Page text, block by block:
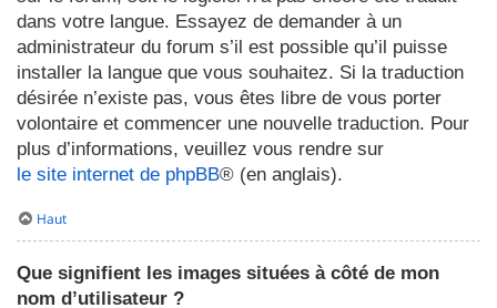
dans votre langue. Essayez de demander à un
administrateur du forum s’il est possible qu’il puisse
installer la langue que vous souhaitez. Si la traduction
désirée n’existe pas, vous êtes libre de vous porter
volontaire et commencer une nouvelle traduction. Pour
plus d’informations, veuillez vous rendre sur
le site internet de phpBB® (en anglais).
Haut
Que signifient les images situées à côté de mon
nom d’utilisateur ?